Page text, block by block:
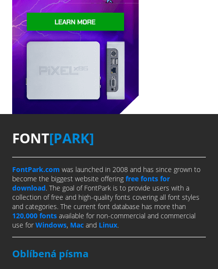
FONT[PARK]
FontPark.com was launched in 2008 and has since grown to
become the biggest website offering free fonts for
download. The goal of FontPark is to provide users with a
collection of free and high-quality fonts covering all font styles
and categories. The current font database has more than
120,000 fonts available for non-commercial and commercial
use for Windows, Mac and Linux.
Oblíbená písma